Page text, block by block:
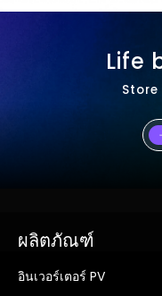
Life
Store
ผลิตภัณฑ์
อินเวอร์เตอร์ PV